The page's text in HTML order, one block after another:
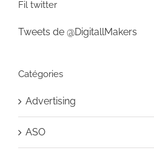
Fil twitter
Tweets de @DigitallMakers
Catégories
Advertising
ASO